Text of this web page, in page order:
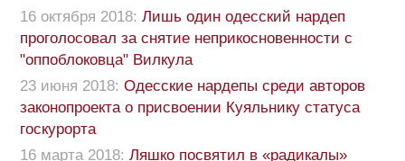
16 октября 2018: Лишь один одесский нардеп
проголосовал за снятие неприкосновенности с
"оппоблоковца" Вилкула
23 июня 2018: Одесские нардепы среди авторов
законопроекта о присвоении Куяльнику статуса
госкурорта
16 марта 2018: Ляшко посвятил в «радикалы»